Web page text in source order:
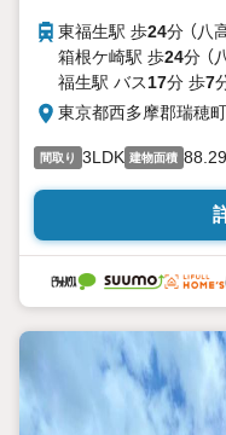
東福生駅 歩24分 （八
箱根ケ崎駅 歩24分 （
福生駅 バス17分 歩7
東京都西多摩郡瑞穂
間取り 3LDK 建物面積